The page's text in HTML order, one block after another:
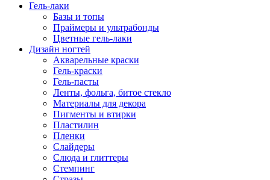
Гель-лаки
Базы и топы
Праймеры и ультрабонды
Цветные гель-лаки
Дизайн ногтей
Акварельные краски
Гель-краски
Гель-пасты
Ленты, фольга, битое стекло
Материалы для декора
Пигменты и втирки
Пластилин
Пленки
Слайдеры
Слюда и глиттеры
Стемпинг